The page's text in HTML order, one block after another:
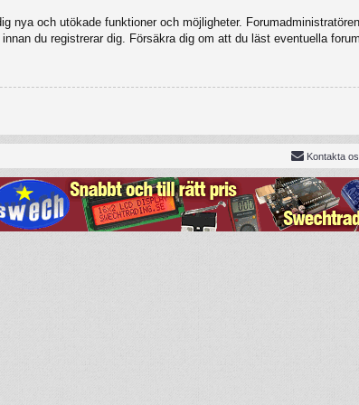
och utökade funktioner och möjligheter.
du registrerar dig. Försäkra dig om att du läst eventuella
Kontakta